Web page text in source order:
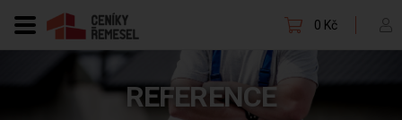
0 Kč
REFERENCE